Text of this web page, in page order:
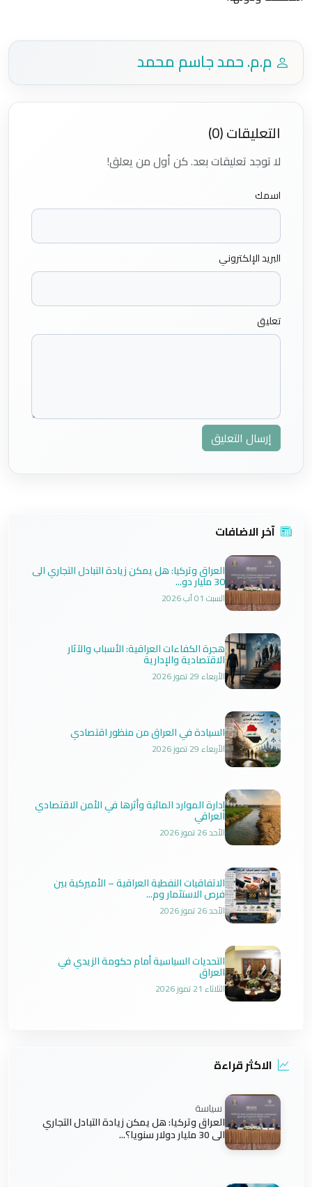
م.م. حمد جاسم محمد
التعليقات (0)
لا توجد تعليقات بعد. كن أول من يعلق!
اسمك
البريد الإلكتروني
تعليق
إرسال التعليق
آخر الاضافات
العراق وتركيا: هل يمكن زيادة التبادل التجاري الى
30 مليار دو...
السبت 01 آب 2026
هجرة الكفاءات العراقية: الأسباب والآثار
الاقتصادية والإدارية
الأربعاء 29 تموز 2026
السيادة في العراق من منظور اقتصادي
الأربعاء 29 تموز 2026
إدارة الموارد المائية وأثرها في الأمن الاقتصادي
العراقي
الأحد 26 تموز 2026
الاتفاقيات النفطية العراقية – الأميركية بين
فرص الاستثمار وم...
الأحد 26 تموز 2026
التحديات السياسية أمام حكومة الزيدي في
العراق
الثلاثاء 21 تموز 2026
الاكثر قراءة
سياسة
العراق وتركيا: هل يمكن زيادة التبادل التجاري
الى 30 مليار دولار سنويا؟...